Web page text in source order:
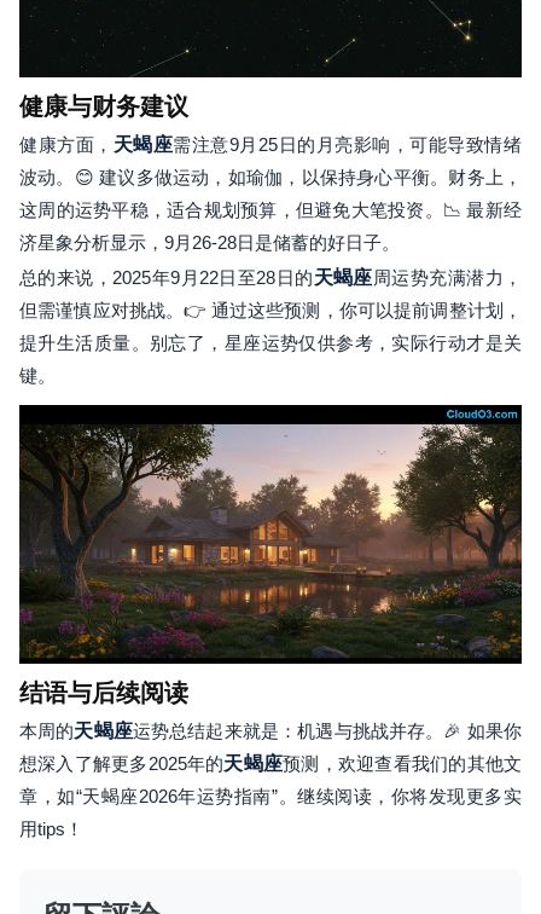
健康与财务建议
健康方面， 天蝎座需注意9月25日的月亮影响，可能导致情绪
波动。😊 建议多做运动，如瑜伽，以保持身心平衡。财务上，
这周的运势平稳，适合规划预算，但避免大笔投资。📉 最新经
济星象分析显示，9月26-28日是储蓄的好日子。
总的来说，2025年9月22日至28日的天蝎座周运势充满潜力，
但需谨慎应对挑战。👉 通过这些预测，你可以提前调整计划，
提升生活质量。别忘了，星座运势仅供参考，实际行动才是关
键。
结语与后续阅读
本周的天蝎座运势总结起来就是：机遇与挑战并存。🎉 如果你
想深入了解更多2025年的天蝎座预测，欢迎查看我们的其他文
章，如“天蝎座2026年运势指南”。继续阅读，你将发现更多实
用tips！